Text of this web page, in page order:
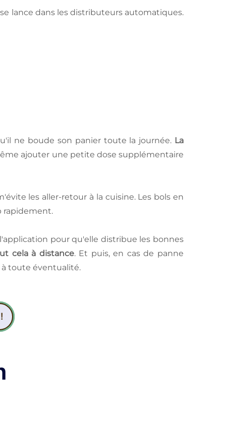
lance dans les distributeurs automatiques.
ne boude son panier toute la journée. La
ajouter une petite dose supplémentaire
les aller-retour à la cuisine. Les bols en
rapidement.
pour qu'elle distribue les bonnes
cela à distance. Et puis, en cas de panne
à toute éventualité.